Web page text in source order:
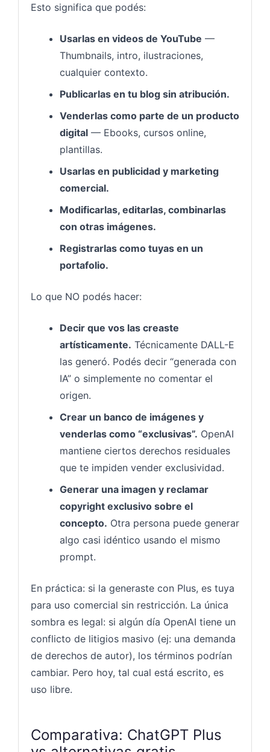
Esto significa que podés:
Usarlas en videos de YouTube —
Thumbnails, intro, ilustraciones,
cualquier contexto.
Publicarlas en tu blog sin atribución.
Venderlas como parte de un producto
digital — Ebooks, cursos online,
plantillas.
Usarlas en publicidad y marketing
comercial.
Modificarlas, editarlas, combinarlas
con otras imágenes.
Registrarlas como tuyas en un
portafolio.
Lo que NO podés hacer:
Decir que vos las creaste
artísticamente. Técnicamente DALL-E
las generó. Podés decir “generada con
IA” o simplemente no comentar el
origen.
Crear un banco de imágenes y
venderlas como “exclusivas”. OpenAI
mantiene ciertos derechos residuales
que te impiden vender exclusividad.
Generar una imagen y reclamar
copyright exclusivo sobre el
concepto. Otra persona puede generar
algo casi idéntico usando el mismo
prompt.
En práctica: si la generaste con Plus, es tuya
para uso comercial sin restricción. La única
sombra es legal: si algún día OpenAI tiene un
conflicto de litigios masivo (ej: una demanda
de derechos de autor), los términos podrían
cambiar. Pero hoy, tal cual está escrito, es
uso libre.
Comparativa: ChatGPT Plus